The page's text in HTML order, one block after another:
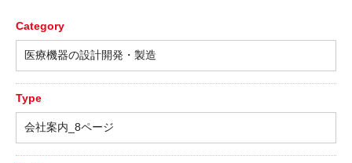
Category
医療機器の設計開発・製造
Type
会社案内_8ページ